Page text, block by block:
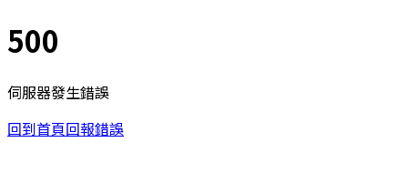
500
伺服器發生錯誤
回到首頁回報錯誤